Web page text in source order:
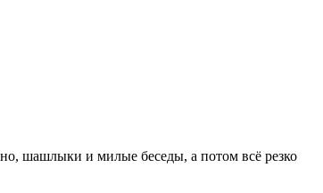
шашлыки и милые беседы, а потом всё резко